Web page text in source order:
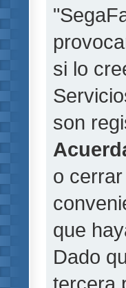
si lo
son
o
que
Dado